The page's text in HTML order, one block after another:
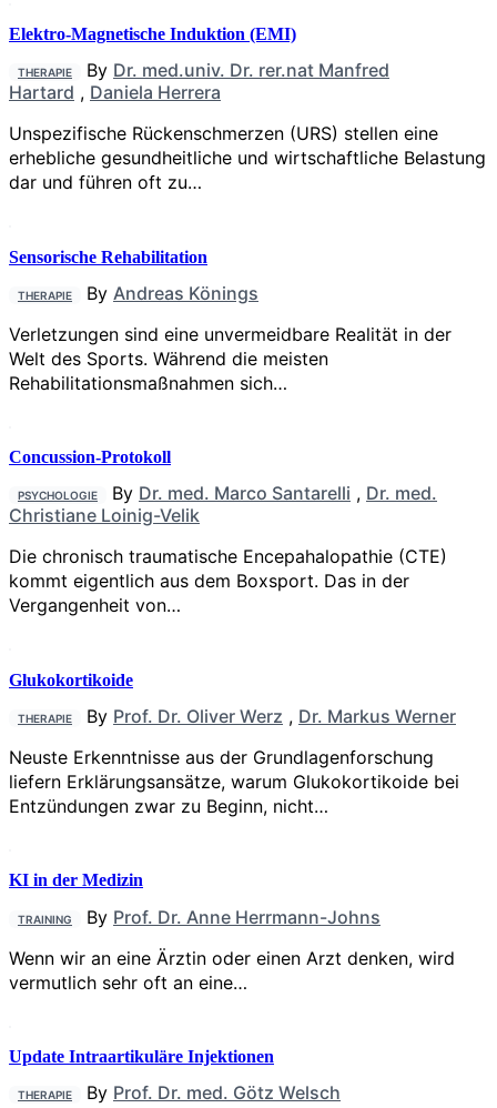
Elektro-Magnetische Induktion (EMI)
THERAPIE By Dr. med.univ. Dr. rer.nat Manfred
Hartard , Daniela Herrera
Unspezifische Rückenschmerzen (URS) stellen eine
erhebliche gesundheitliche und wirtschaftliche Belastung
dar und führen oft zu…
Sensorische Rehabilitation
THERAPIE By Andreas Könings
Verletzungen sind eine unvermeidbare Realität in der
Welt des Sports. Während die meisten
Rehabilitationsmaßnahmen sich…
Concussion-Protokoll
PSYCHOLOGIE By Dr. med. Marco Santarelli , Dr. med.
Christiane Loinig-Velik
Die chronisch traumatische Encepahalopathie (CTE)
kommt eigentlich aus dem Boxsport. Das in der
Vergangenheit von…
Glukokortikoide
THERAPIE By Prof. Dr. Oliver Werz , Dr. Markus Werner
Neuste Erkenntnisse aus der Grundlagenforschung
liefern Erklärungsansätze, warum Glukokortikoide bei
Entzündungen zwar zu Beginn, nicht…
KI in der Medizin
TRAINING By Prof. Dr. Anne Herrmann-Johns
Wenn wir an eine Ärztin oder einen Arzt denken, wird
vermutlich sehr oft an eine…
Update Intraartikuläre Injektionen
THERAPIE By Prof. Dr. med. Götz Welsch